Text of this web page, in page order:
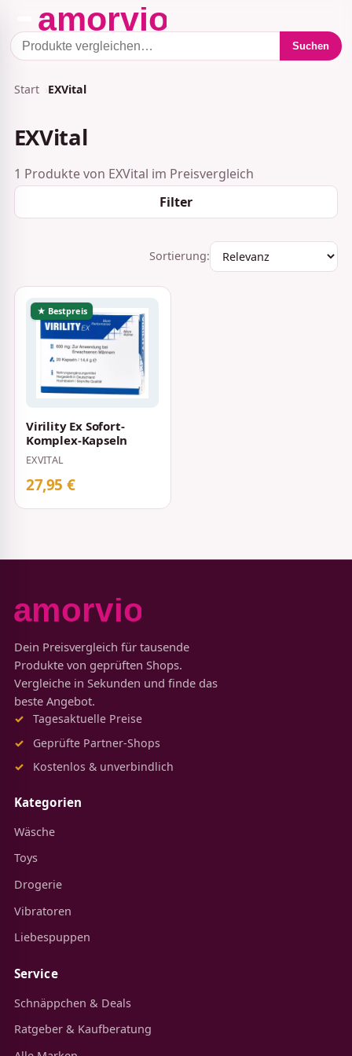
Suchen
Start EXVital
EXVital
1 Produkte von EXVital im Preisvergleich
Filter
Sortierung:
★ Bestpreis
Virility Ex Sofort-
Komplex-Kapseln
EXVITAL
27,95 €
Dein Preisvergleich für tausende
Produkte von geprüften Shops.
Vergleiche in Sekunden und finde das
beste Angebot.
Tagesaktuelle Preise
Geprüfte Partner-Shops
Kostenlos & unverbindlich
Kategorien
Wäsche
Toys
Drogerie
Vibratoren
Liebespuppen
Service
Schnäppchen & Deals
Ratgeber & Kaufberatung